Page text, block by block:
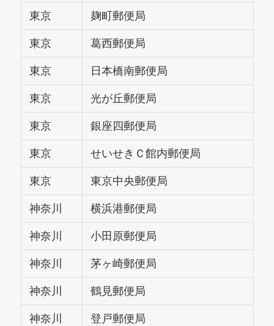
東京 麹町郵便局
東京 葛西郵便局
東京 日本橋南郵便局
東京 光が丘郵便局
東京 銀座四郵便局
東京 せいせきＣ館内郵便局
東京 東京中央郵便局
神奈川 横浜港郵便局
神奈川 小田原郵便局
神奈川 茅ヶ崎郵便局
神奈川 鶴見郵便局
神奈川 登戸郵便局